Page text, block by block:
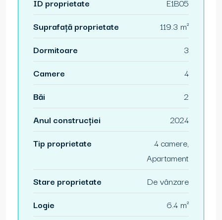
Suprafață proprietate
119.3 m²
Dormitoare
3
Camere
4
Băi
2
Anul construcției
2024
Tip proprietate
4 camere,
Apartament
Stare proprietate
De vânzare
Logie
6.4 m²